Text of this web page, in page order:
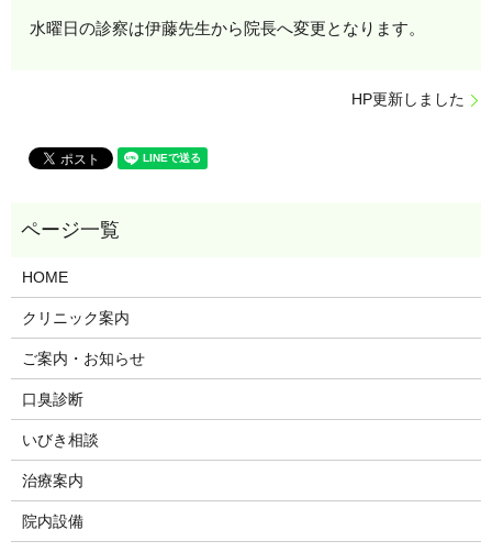
水曜日の診察は伊藤先生から院長へ変更となります。
HP更新しました
HOME
クリニック案内
ご案内・お知らせ
口臭診断
いびき相談
治療案内
院内設備